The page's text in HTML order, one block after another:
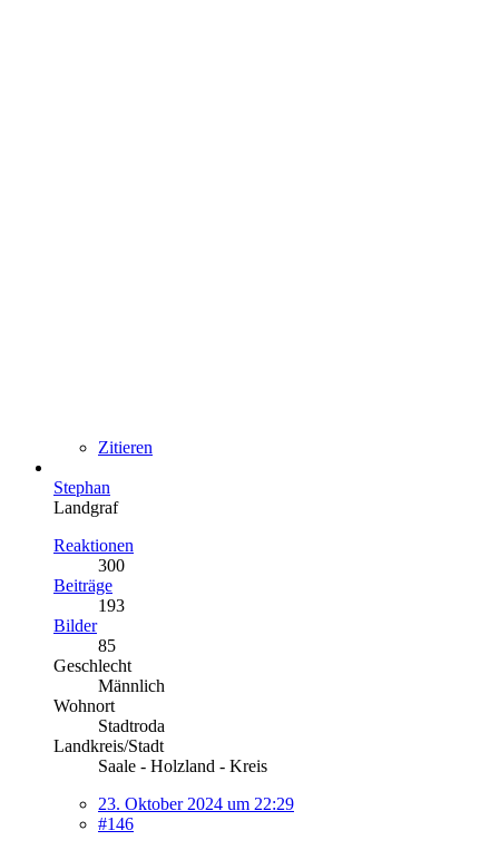
Zitieren
Stephan
Landgraf
Reaktionen
300
Beiträge
193
Bilder
85
Geschlecht
Männlich
Wohnort
Stadtroda
Landkreis/Stadt
Saale - Holzland - Kreis
23. Oktober 2024 um 22:29
#146